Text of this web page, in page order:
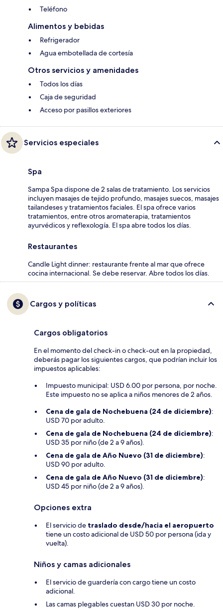
Teléfono
Alimentos y bebidas
Refrigerador
Agua embotellada de cortesía
Otros servicios y amenidades
Todos los días
Caja de seguridad
Acceso por pasillos exteriores
Servicios especiales
Spa
Sampa Spa dispone de 2 salas de tratamiento. Los servicios
incluyen masajes de tejido profundo, masajes suecos, masajes
tailandeses y tratamientos faciales. El spa ofrece varios
tratamientos, entre otros aromaterapia, tratamientos
ayurvédicos y reflexología. El spa abre todos los días.
Restaurantes
Candle Light dinner: restaurante frente al mar que ofrece
cocina internacional. Se debe reservar. Abre todos los días.
Cargos y políticas
Cargos obligatorios
En el momento del check-in o check-out en la propiedad,
deberás pagar los siguientes cargos, que podrían incluir los
impuestos aplicables:
Impuesto municipal: USD 6.00 por persona, por noche.
Este impuesto no se aplica a niños menores de 2 años.
Cena de gala de Nochebuena (24 de diciembre):
USD 70 por adulto.
Cena de gala de Nochebuena (24 de diciembre):
USD 35 por niño (de 2 a 9 años).
Cena de gala de Año Nuevo (31 de diciembre):
USD 90 por adulto.
Cena de gala de Año Nuevo (31 de diciembre):
USD 45 por niño (de 2 a 9 años).
Opciones extra
El servicio de traslado desde/hacia el aeropuerto
tiene un costo adicional de USD 50 por persona (ida y
vuelta).
Niños y camas adicionales
El servicio de guardería con cargo tiene un costo
adicional.
Las camas plegables cuestan USD 30 por noche.